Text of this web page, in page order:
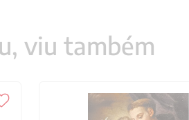
viu também